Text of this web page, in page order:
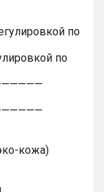
по
по
кожа)